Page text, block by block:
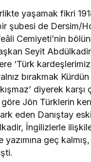
yaşamak fikri
şubesi de Dersim/
Cemiyeti’nin
Seyit Abdülkadir,
‘Türk
bırakmak Kürdün
diyerek karşı
Jön Türklerin
eden Danıştay
İngilizlerle
yazımına geç